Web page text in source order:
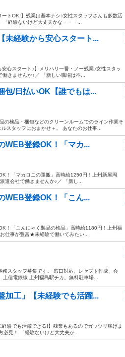
トOK!】残業は基本ナシ♪女性スタッフさんも多数活
経験ないけど大丈夫かな・・・...
未経験から安心スタート...
心スタート♪】メリハリ一番・ノー残業♪女性スタッ
きませんか♪／ 「新しい職場は不...
包/日払いOK【誰でもは...
の検品・梱包などのクリーンルームでのライン作業そ
スタッフにおまかせ＋。 あなたのお仕事...
WEB登録OK！「マカ...
！「マカロニの運搬」高時給1250円！上州新屋周
会社で働きませんか♪／ 「新し...
WEB登録OK！「こん...
！「こんにゃく製品の検品」高時給1180円！上州福
仕事が豊富★未経験で働いてみたい...
スタッフ募集です。 窓口対応、レセプト作成、会
信電鉄線 上州福島駅チカ。無料駐車場...
加工」【未経験でも活躍...
験でも活躍できる!】残業もあるのでガッツリ稼げま
見！ 「経験ないけど大丈夫か...